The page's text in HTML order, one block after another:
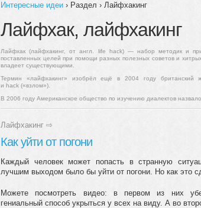
Вы здесь
Интересные идеи › Раздел › Лайфхакинг
Лайфхак, лайфхакинг
Лайфхак (лайфхакинг, от англ. life hack) — набор методик и
поставленных целей при помощи разных полезных советов и
владеет существующими.
Термин «лайфхакинг» изобрёл ещё в 2004 году
и hack («взлом»).
В 2006 году Американское общество по изучению диалектов
Лайфхакинг ⇨
Как уйти от погони
Каждый человек может попасть в странную
лучшим выходом было бы уйти от погони. Но как это
Можете посмотреть видео: в первом из них
гениальный способ укрыться у всех на виду. А во